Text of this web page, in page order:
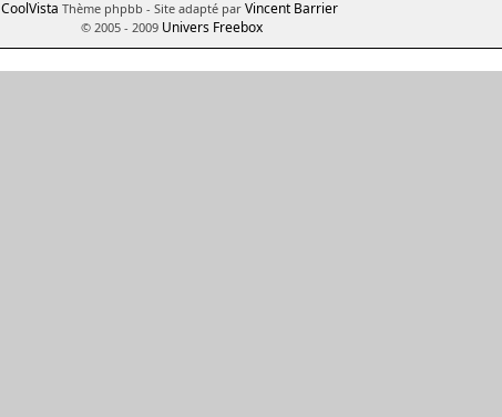
CoolVista Thème phpbb - Site adapté par Vincent Barrier
© 2005 - 2009 Univers Freebox